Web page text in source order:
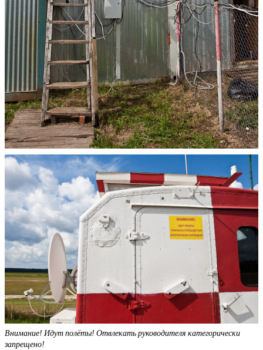
Внимание! Идут полёты! Отвлекать руководителя категорически
запрещено!